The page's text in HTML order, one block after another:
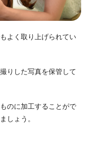
よく取り上げられてい
りした写真を保管して
のに加工することがで
しょう。